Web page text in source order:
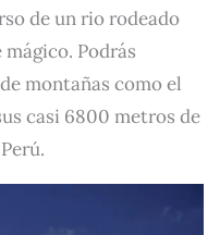
de un rio rodeado
Podrás
montañas como el
casi 6800 metros de